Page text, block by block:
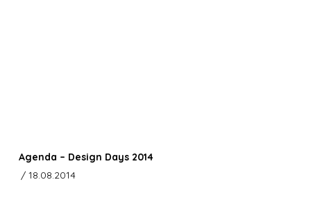
Agenda – Design Days 2014
/ 18.08.2014